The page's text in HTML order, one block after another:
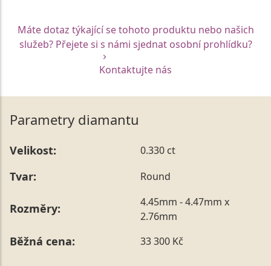
Máte dotaz týkající se tohoto produktu nebo našich
služeb? Přejete si s námi sjednat osobní prohlídku?
Kontaktujte nás
Parametry diamantu
Velikost: 0.330 ct
Tvar: Round
Rozměry:
4.45mm - 4.47mm x
2.76mm
Běžná cena: 33 300 Kč